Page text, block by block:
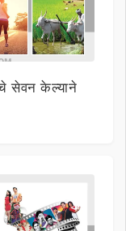
सेवन केल्याने